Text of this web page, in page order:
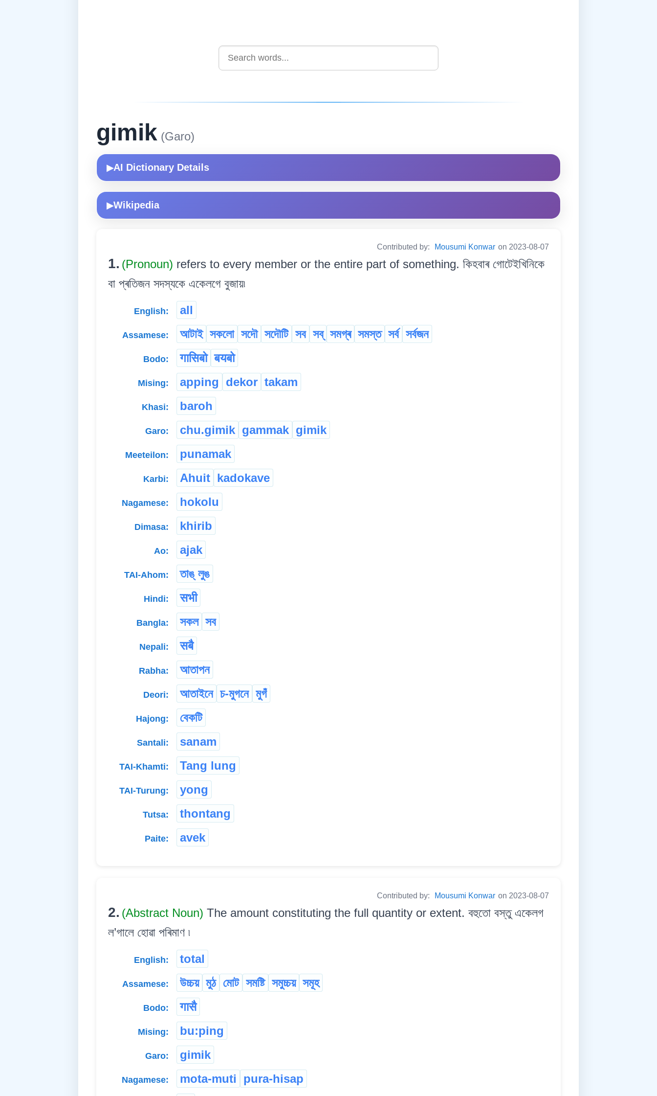
gimik (Garo)
▶AI Dictionary Details
▶Wikipedia
Contributed by: Mousumi Konwar on 2023-08-07
1. (Pronoun) refers to every member or the entire part of something. কিহবাৰ গোটেইখিনিকে
বা প্ৰতিজন সদস্যকে একেলগে বুজায়৷
English: all
Assamese: আটাই সকলো সদৌ সদৌটি সব সব্ সমগ্ৰ সমস্ত সৰ্ব সৰ্বজন
Bodo: गासिबो बयबो
Mising: apping dekor takam
Khasi: baroh
Garo: chu.gimik gammak gimik
Meeteilon: punamak
Karbi: Ahuit kadokave
Nagamese: hokolu
Dimasa: khirib
Ao: ajak
TAI-Ahom: তাঙ্ লুঙ
Hindi: सभी
Bangla: সকল সব
Nepali: सबै
Rabha: আতাপন
Deori: আতাইনে চ-মুগনে মুগঁ
Hajong: বেকটি
Santali: sanam
TAI-Khamti: Tang lung
TAI-Turung: yong
Tutsa: thontang
Paite: avek
Contributed by: Mousumi Konwar on 2023-08-07
2. (Abstract Noun) The amount constituting the full quantity or extent. বহুতো বস্তু একেলগ
ল’গালে হোৱা পৰিমাণ ৷
English: total
Assamese: উচ্চয় মুঠ মোট সমষ্টি সমুচ্চয় সমূহ
Bodo: गासै
Mising: bu:ping
Garo: gimik
Nagamese: mota-muti pura-hisap